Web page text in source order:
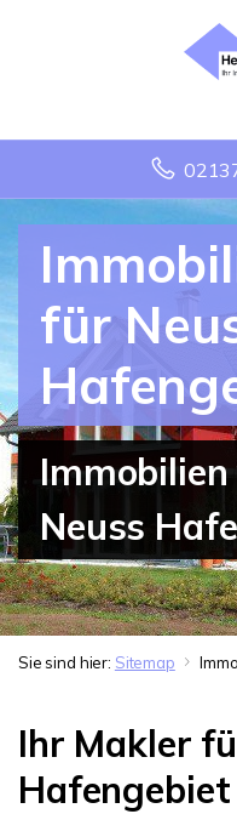
für
Neuss
Sie sind hier: Sitemap
Ihr Makler
Hafengebiet